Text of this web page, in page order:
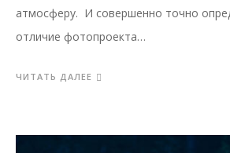
атмосферу. И совершенно точно
отличие фотопроекта…
ЧИТАТЬ ДАЛЕЕ